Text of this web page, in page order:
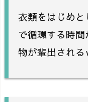
衣類をはじめ
で循環する時
物が輩出される